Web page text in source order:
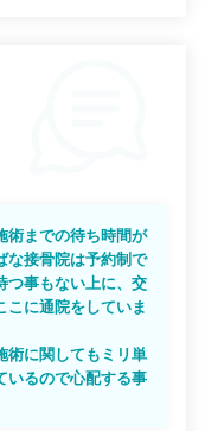
術までの待ち時間が
な接骨院は予約制で
つ事もない上に、交
こに通院をしていま
術に関してもミリ単
いるので心配する事